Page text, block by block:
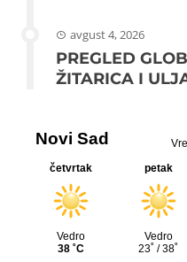
avgust 4, 2026
PREGLED
ŽITARICA I